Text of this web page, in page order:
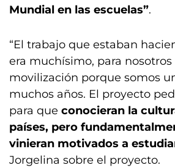
Mundial en las escuelas”.
“El trabajo que estaban
era muchísimo, para nosotros
movilización porque somos
muchos años. El proyecto
para que conocieran la
países, pero
vinieran motivados a
Jorgelina sobre el proyecto.